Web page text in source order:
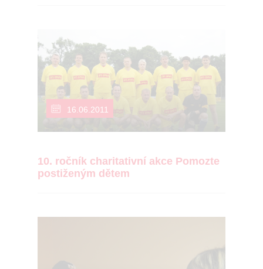
16.06.2011
10. ročník charitativní akce Pomozte
postiženým dětem